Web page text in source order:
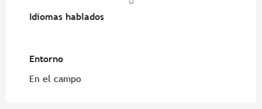
Idiomas hablados
Idiomas hablados
Entorno
Entorno
En el campo